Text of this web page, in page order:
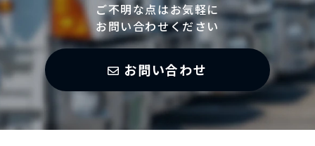
ご不明な点はお気軽に
お問い合わせください
お問い合わせ